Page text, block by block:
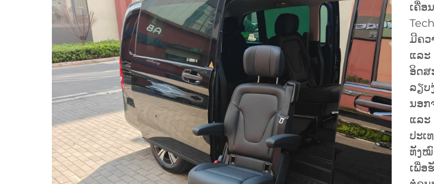
ເຄື່ອ
ມີຄວ
ແລະ
ອິດສ
ລຽບ
ນອກ
ແລະ
ປະເ
ທັງໝົ
ເພື່ອ